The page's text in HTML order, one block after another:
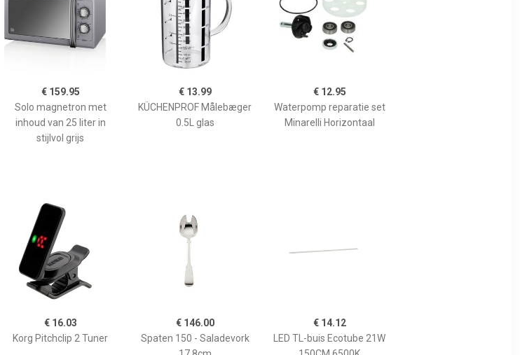
€ 159.95
Solo magnetron met
inhoud van 25 liter in
stijlvol grijs
€ 13.99
KÜCHENPROF Målebæger
0.5L glas
€ 12.95
Waterpomp reparatie set
Minarelli Horizontaal
€ 16.03
Korg Pitchclip 2 Tuner
€ 146.00
Spaten 150 - Saladevork
€ 14.12
LED TL-buis Ecotube 21W